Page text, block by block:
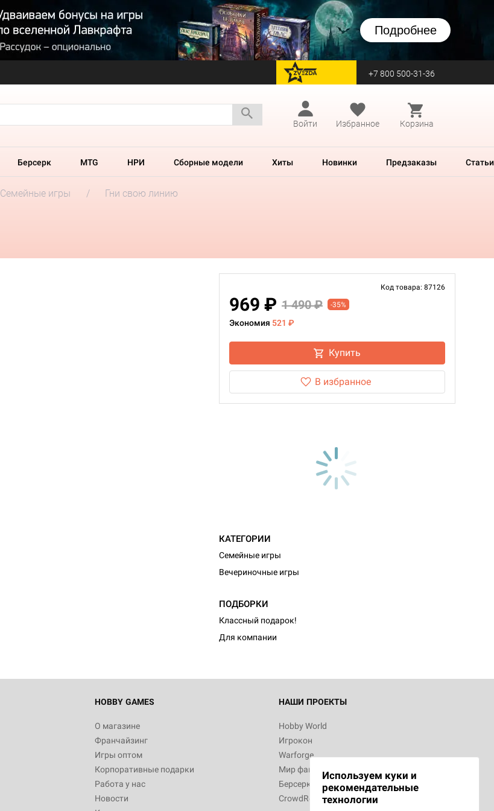
Подробнее
перейти на Zvezda +7 800 500-31-36
Войти
Избранное Корзина
Берсерк MTG НРИ Сборные модели Хиты Новинки Предзаказы Статьи
Семейные игры Гни свою линию
Код товара: 87126
969 ₽ 1 490 ₽ -35%
Экономия 521 ₽
Купить
В избранное
КАТЕГОРИИ
Семейные игры
Вечериночные игры
ПОДБОРКИ
Классный подарок!
Для компании
HOBBY GAMES
О магазине
Франчайзинг
Игры оптом
Корпоративные подарки
Работа у нас
Новости
НАШИ ПРОЕКТЫ
Hobby World
Игрокон
Warforge
Мир фантастики
Берсерк
CrowdRepublic
Используем куки и
рекомендательные
технологии
Белая смерть
12 990
Настольная игра Hobby World Берсерк.
3 490